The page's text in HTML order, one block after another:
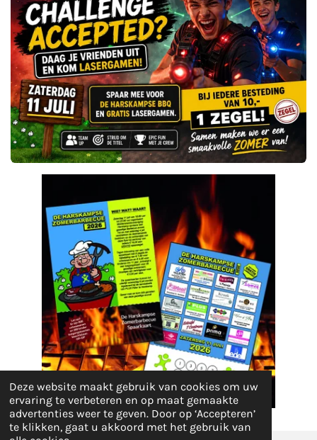
Deze website maakt gebruik van cookies om uw
ervaring te verbeteren en op maat gemaakte
advertenties weer te geven. Door op ‘Accepteren’
te klikken, gaat u akkoord met het gebruik van